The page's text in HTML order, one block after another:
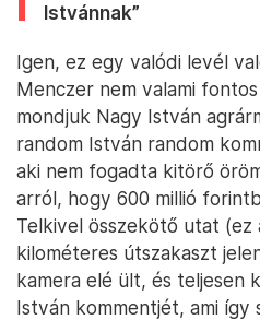
Istvánnak”
Igen, ez egy valódi levél
Menczer nem valami
mondjuk Nagy István
random István random
aki nem fogadta kitörő
arról, hogy 600 millió
Telkivel összekötő utat (ez
kilométeres útszakaszt
kamera elé ült, és teljesen
István kommentjét, ami így